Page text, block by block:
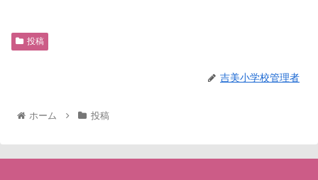
投稿
吉美小学校管理者
ホーム 投稿